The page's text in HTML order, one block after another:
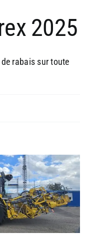
2025
rabais sur toute